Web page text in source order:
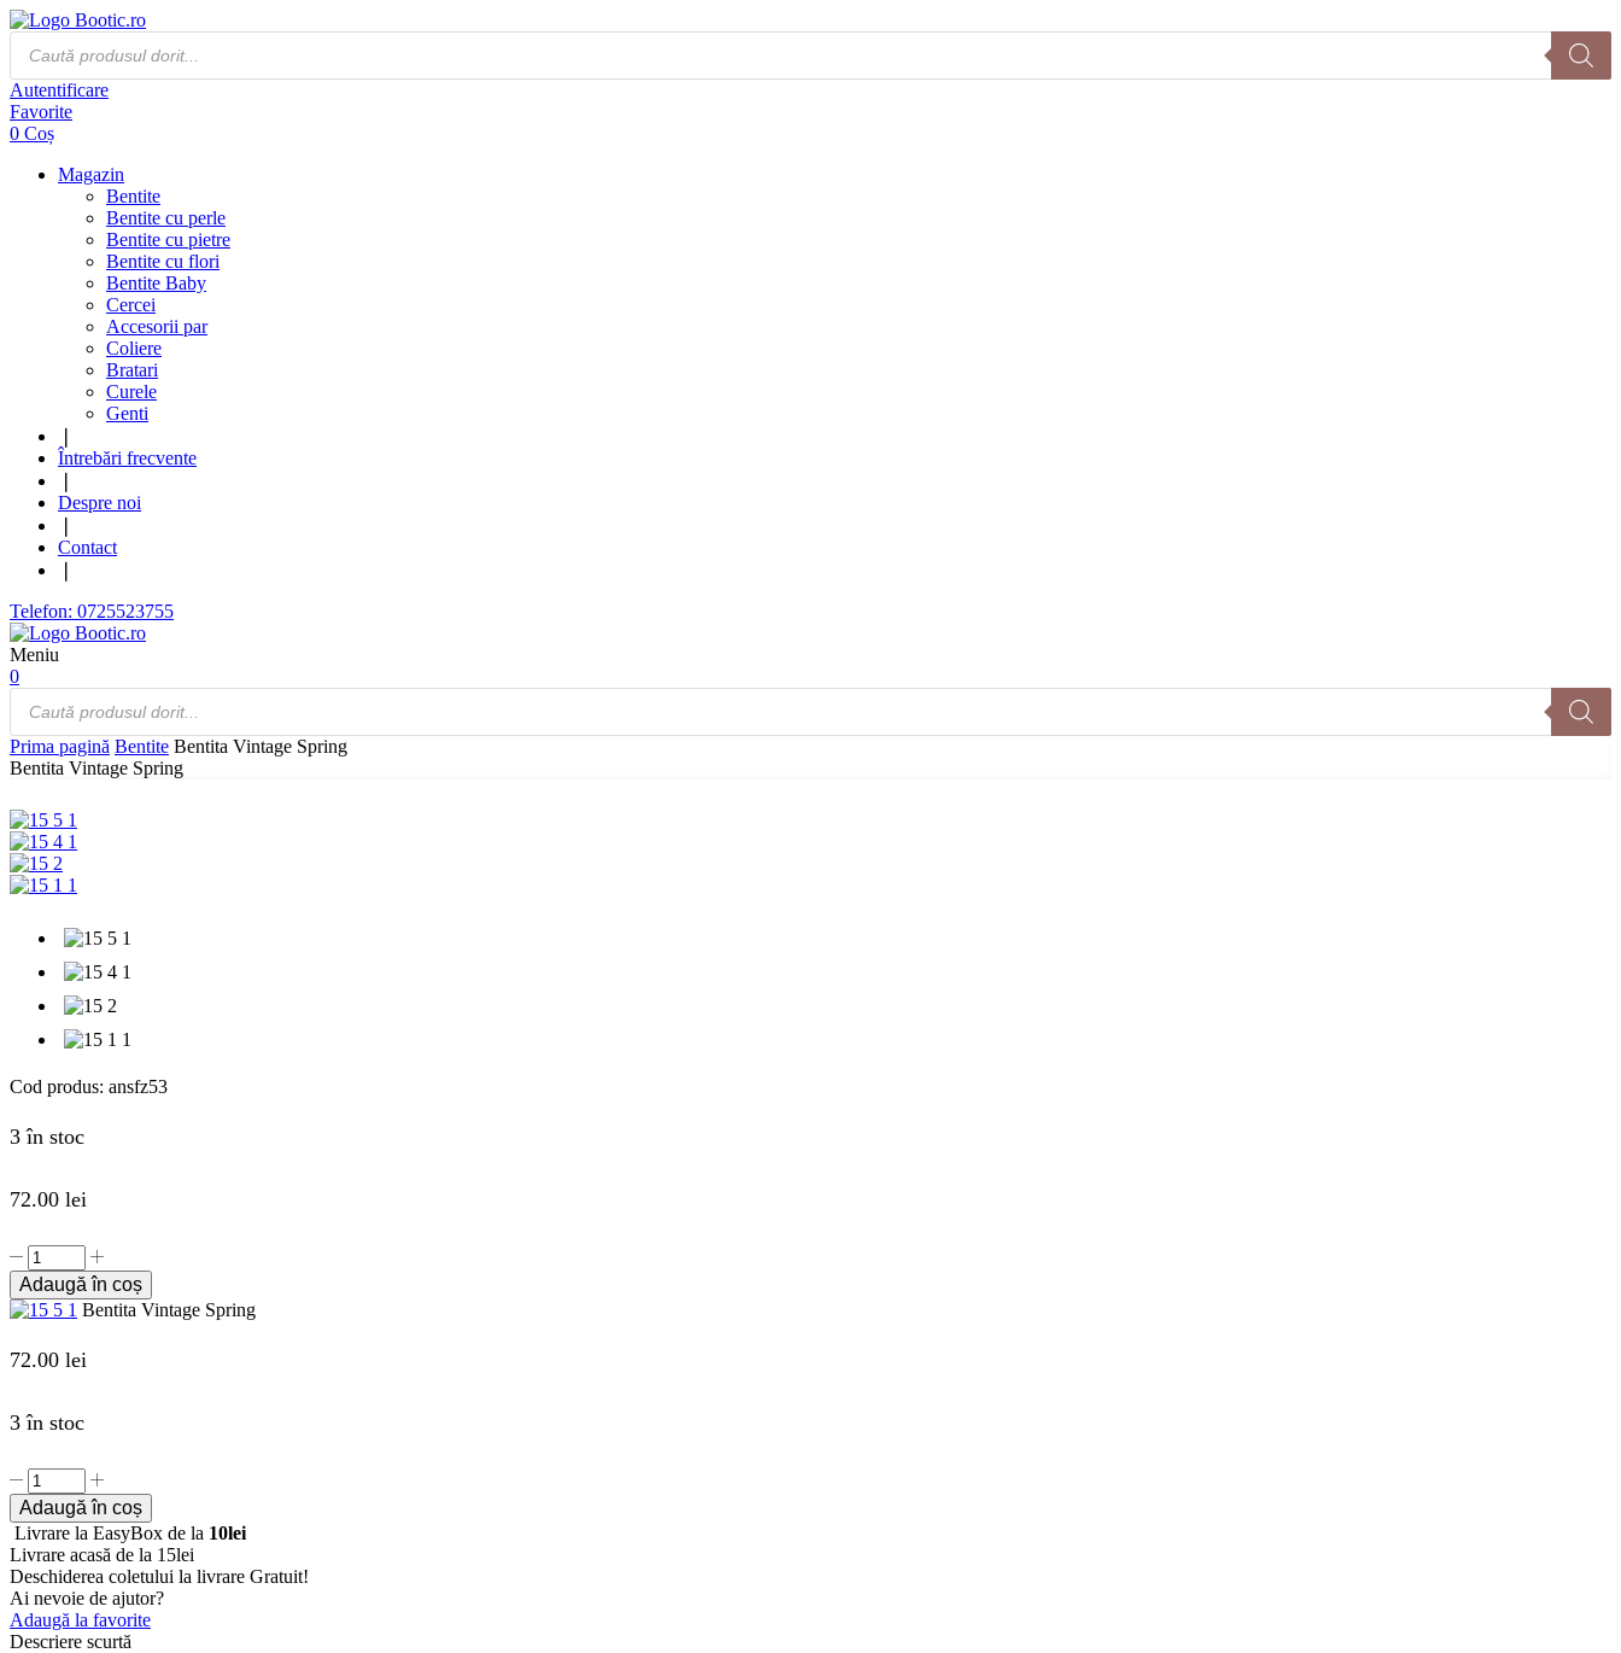
Products
search
Autentificare
Favorite
0 Coș
Magazin
Bentite
Bentite cu perle
Bentite cu pietre
Bentite cu flori
Bentite Baby
Cercei
Accesorii par
Coliere
Bratari
Curele
Genti
Întrebări frecvente
Despre noi
Contact
Telefon: 0725523755
Meniu
0
Products
search
Prima pagină Bentite Bentita Vintage Spring
Bentita Vintage Spring
Cod produs: ansfz53
3 în stoc
72.00 lei
Cantitate
Bentita
Vintage
Spring
Adaugă în coș
Bentita Vintage Spring
72.00 lei
3 în stoc
Cantitate
Bentita
Vintage
Spring
Adaugă în coș
Livrare la EasyBox de la 10lei
Livrare acasă de la 15lei
Deschiderea coletului la livrare Gratuit!
Ai nevoie de ajutor?
Adaugă la favorite
Descriere scurtă